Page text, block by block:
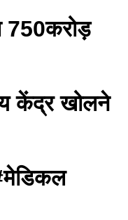
750करोड़
केंद्र खोलने